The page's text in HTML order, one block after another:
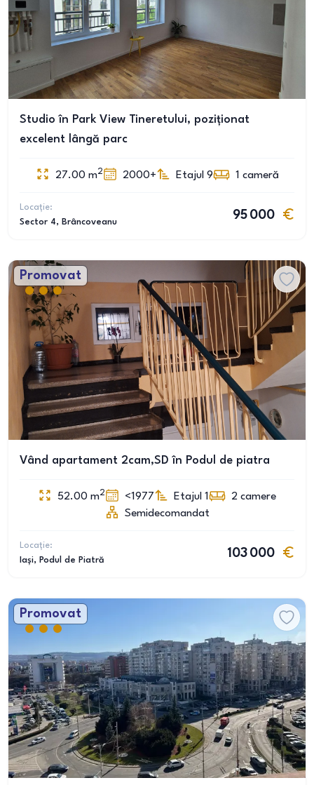
Studio în Park View Tineretului, poziționat
excelent lângă parc
27.00 m2 2000+ Etajul 9 1 cameră
Locație:
Sector 4, Brâncoveanu
95 000
Promovat
Vând apartament 2cam,SD în Podul de piatra
52.00 m2 <1977 Etajul 1 2 camere
Semidecomandat
Locație:
Iași, Podul de Piatră
103 000
Promovat